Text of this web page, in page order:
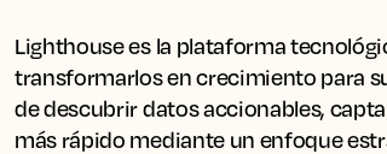
Lighthouse es la plataforma
transformarlos en crecimiento para
de descubrir datos accionables,